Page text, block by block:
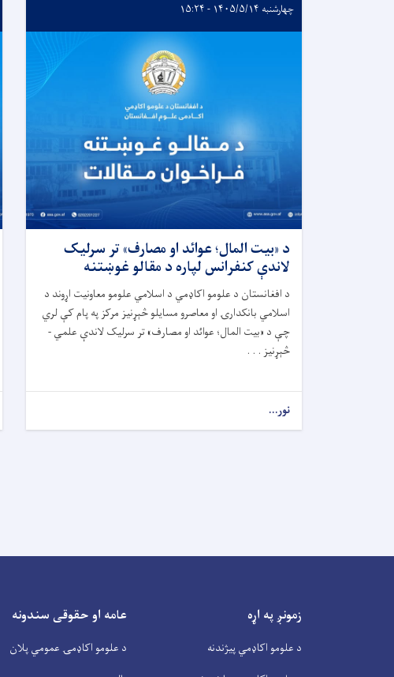
چهارشنبه ۱۴۰۵/۵/۱۴ - ۱۵:۲۴
د «بیت المال؛ عوائد او مصارف» تر سرلیک
لاندې کنفرانس لپاره د مقالو غوښتنه
د افغانستان د علومو اکاډمي د اسلامي علومو معاونیت اړوند د
اسلامي بانکدارۍ او معاصرو مسایلو څېړنیز مرکز په پام کې لري
چې د «بیت المال؛ عوائد او مصارف» تر سرلیک لاندې علمي -
څېړنیز . . .
نور...
زمونږ په اړه
د علومو اکاډمي پیژندنه
عامه او حقوقی سندونه
د علومو اکاډمۍ عمومي پلان